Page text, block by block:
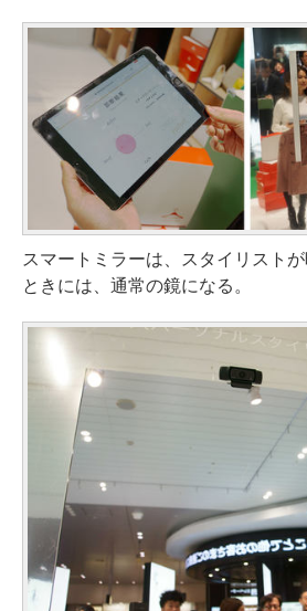
スマートミラーは、スタイリスト
ときには、通常の鏡になる。